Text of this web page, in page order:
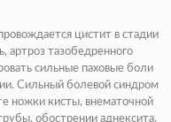
цистит в стадии
артроз тазобедренного
сильные паховые боли
Сильный болевой синдром
ножки кисты, внематочной
обострении аднексита,